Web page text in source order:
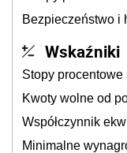
Bezpieczeństwo i
Wskaźniki
Stopy procentowe
Kwoty wolne od
Współczynnik
Minimalne